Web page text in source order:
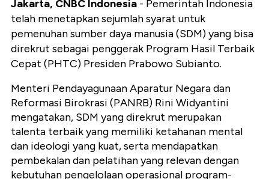
Jakarta, CNBC Indonesia - Pemerintah Indonesia
telah menetapkan sejumlah syarat untuk
pemenuhan sumber daya manusia (SDM) yang bisa
direkrut sebagai penggerak Program Hasil Terbaik
Cepat (PHTC) Presiden Prabowo Subianto.
Menteri Pendayagunaan Aparatur Negara dan
Reformasi Birokrasi (PANRB) Rini Widyantini
mengatakan, SDM yang direkrut merupakan
talenta terbaik yang memiliki ketahanan mental
dan ideologi yang kuat, serta mendapatkan
pembekalan dan pelatihan yang relevan dengan
kebutuhan pengelolaan operasional program-